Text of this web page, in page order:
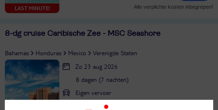
LAST MINUTE! Alle verplichte kosten inbegrepen!
8-dg cruise Caribische Zee - MSC Seashore
Bahamas Honduras Mexico
Verenigde Staten
Zo 23 aug 2026
8 dagen (7 nachten)
Eigen vervoer
Volpension